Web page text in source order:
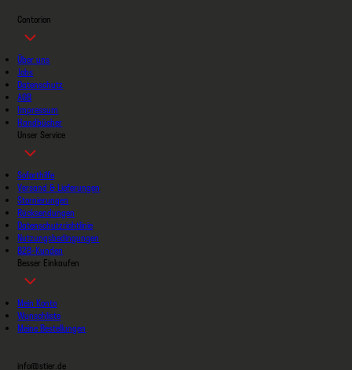
Contorion
Über uns
Jobs
Datenschutz
AGB
Impressum
Handbücher
Unser Service
Soforthilfe
Versand & Lieferungen
Stornierungen
Rücksendungen
Datenschutzrichtlinie
Nutzungsbedingungen
B2B-Kunden
Besser Einkaufen
Mein Konto
Wunschliste
Meine Bestellungen
info@stier.de